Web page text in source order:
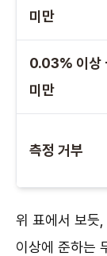
미만
0.03% 이
미만
측정 거부
위 표에서 보듯
이상에 준하는